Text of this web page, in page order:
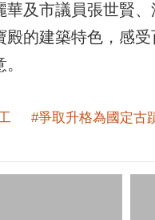
及市議員張世賢
的建築特色，感
#爭取升格為國定古